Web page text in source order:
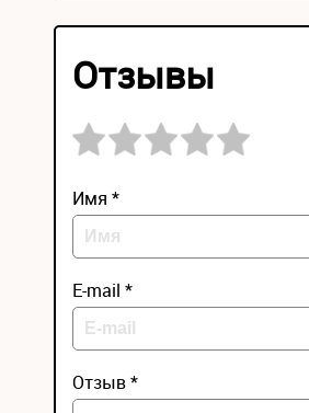
Отзывы
Имя *
E-mail *
Отзыв *